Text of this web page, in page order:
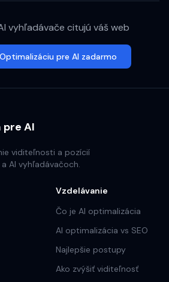
vyhľadávače citujú váš web
pre AI zadarmo
pre AI
viditeľnosti a pozícií
AI vyhľadávačoch.
Vzdelávanie
Čo je AI optimalizácia
AI optimalizácia vs SEO
Najlepšie postupy
Ako zvýšiť viditeľnosť